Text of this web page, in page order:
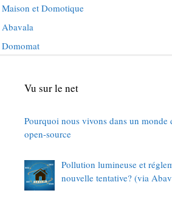
Maison et Domotique
Abavala
Domomat
Vu sur le net
Pourquoi nous vivons dans un monde
open-source
Pollution lumineuse et
nouvelle tentative? (via